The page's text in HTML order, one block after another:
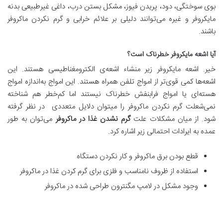
بوی سوختگی، دود، پریدن فیوز، مشکل بستن درب، داغی غیرطبیعی بدنه
مایکروفر و غیره می‌توانند دلیلی بر علائم خرابی و گرم نکردن ماکروفر
باشند.
آیا اشعه مایکروفر خطرناک است؟
خیر. اشعه مایکروفر زیر منشاء اشعه‌ی الکترومغناطیسی هستند. این
اشعه‌ها کمی قوی‌تر از امواج تلفن همراه هستند. این امواج به‌اندازه امواج
هسته‌ای یا امواج فرابنفش خطرناک نیستند اما کم‌خطر هم شناخته
نمی‌شعلت گرم نکردن ماکروفر را میتوان دلایل متعددی در نظر گرفته
شود. از میان مشکلات علتگرم نشدن غذا در ماکروفرمی‌توان به طور
عمده به ایرادات احتمالی زیر اشاره کرد.
قطع بودن برق ماکروفر و کار نکردن دستگاه
استفاده از ظروف نامناسب و فلزی برای گرم کردن غذا در ماکروفر
وجود مشکل در لامپ مگنترون طراحی شده در ماکروفر